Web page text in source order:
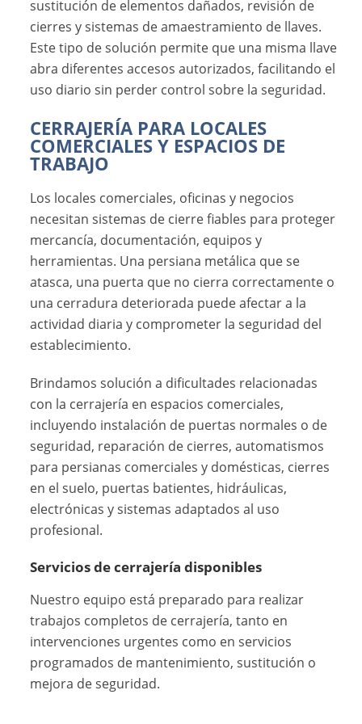
sustitución de elementos dañados, revisión de
cierres y sistemas de amaestramiento de llaves.
Este tipo de solución permite que una misma llave
abra diferentes accesos autorizados, facilitando el
uso diario sin perder control sobre la seguridad.
CERRAJERÍA PARA LOCALES
COMERCIALES Y ESPACIOS DE
TRABAJO
Los locales comerciales, oficinas y negocios
necesitan sistemas de cierre fiables para proteger
mercancía, documentación, equipos y
herramientas. Una persiana metálica que se
atasca, una puerta que no cierra correctamente o
una cerradura deteriorada puede afectar a la
actividad diaria y comprometer la seguridad del
establecimiento.
Brindamos solución a dificultades relacionadas
con la cerrajería en espacios comerciales,
incluyendo instalación de puertas normales o de
seguridad, reparación de cierres, automatismos
para persianas comerciales y domésticas, cierres
en el suelo, puertas batientes, hidráulicas,
electrónicas y sistemas adaptados al uso
profesional.
Servicios de cerrajería disponibles
Nuestro equipo está preparado para realizar
trabajos completos de cerrajería, tanto en
intervenciones urgentes como en servicios
programados de mantenimiento, sustitución o
mejora de seguridad.